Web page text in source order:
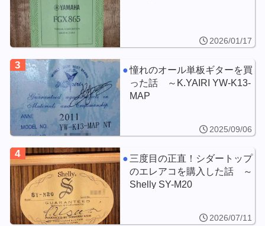
2026/01/17
3
憧れのオール単板ギターを買
った話 ～K.YAIRI YW-K13-
MAP
2025/09/06
4
三度目の正直！シダートップ
のエレアコを購入した話 ～
Shelly SY-M20
2026/07/11